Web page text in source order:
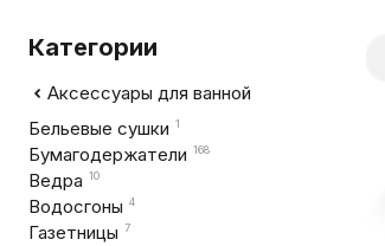
Категории
Аксессуары для ванной
Бельевые сушки 1
Бумагодержатели 168
Ведра 10
Водосгоны 4
Газетницы 7